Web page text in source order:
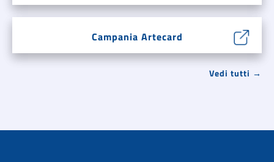
Campania Artecard
Vedi tutti →